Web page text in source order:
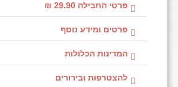
פרטי החבילה 29.90 ₪
פרטים ומידע נוסף
המדינות הכלולות
להצטרפות ובירורים